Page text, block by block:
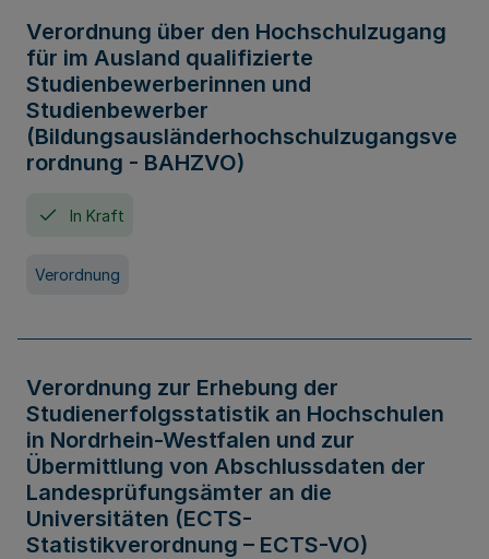
Verordnung über den Hochschulzugang
für im Ausland qualifizierte
Studienbewerberinnen und
Studienbewerber
(Bildungsausländerhochschulzugangsve
rordnung - BAHZVO)
In Kraft
Verordnung
Verordnung zur Erhebung der
Studienerfolgsstatistik an Hochschulen
in Nordrhein-Westfalen und zur
Übermittlung von Abschlussdaten der
Landesprüfungsämter an die
Universitäten (ECTS-
Statistikverordnung – ECTS-VO)